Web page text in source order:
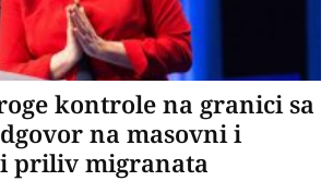
kontrole na granici sa
na masovni i
priliv migranata